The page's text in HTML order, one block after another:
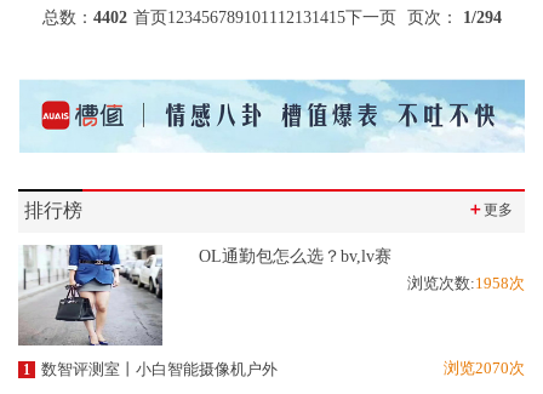
总数： 4402 首页123456789101112131415下一页 页次： 1/294
排行榜 ＋更多
OL通勤包怎么选？bv,lv赛
浏览次数:1958次
1 数智评测室丨小白智能摄像机户外 浏览2070次